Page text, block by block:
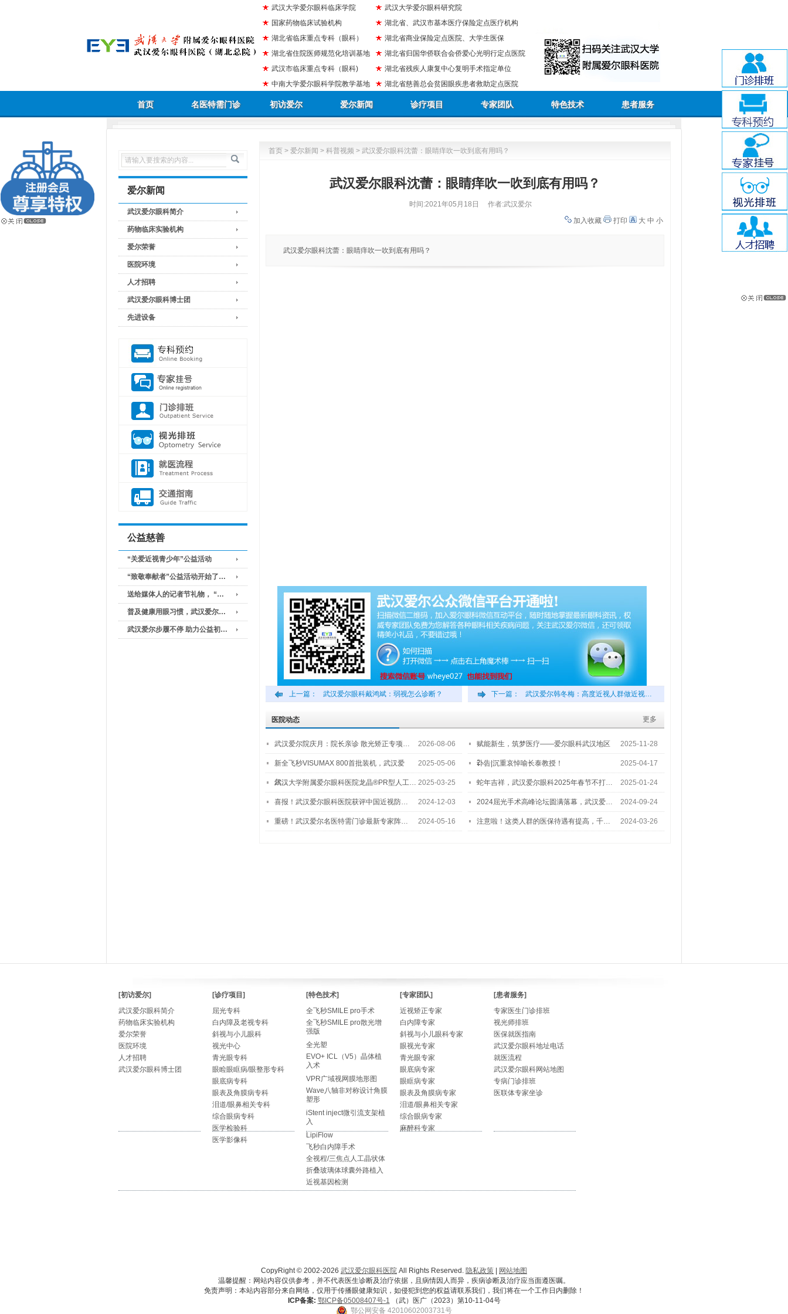
武汉大学爱尔眼科临床学院
国家药物临床试验机构
湖北省临床重点专科（眼科）
湖北省住院医师规范化培训基地
武汉市临床重点专科（眼科)
中南大学爱尔眼科学院教学基地
武汉大学爱尔眼科研究院
湖北省、武汉市基本医疗保险定点医疗机构
湖北省商业保险定点医院、大学生医保
湖北省归国华侨联合会侨爱心光明行定点医院
湖北省残疾人康复中心复明手术指定单位
湖北省慈善总会贫困眼疾患者救助定点医院
首页 名医特需门诊 初访爱尔 爱尔新闻 诊疗项目 专家团队 特色技术 患者服务
爱尔新闻
武汉爱尔眼科简介
药物临床实验机构
爱尔荣誉
医院环境
人才招聘
武汉爱尔眼科博士团
先进设备
公益慈善
“关爱近视青少年”公益活动
“致敬奉献者”公益活动开始了…
送给媒体人的记者节礼物， “…
普及健康用眼习惯，武汉爱尔…
武汉爱尔步履不停 助力公益初…
首页 > 爱尔新闻 > 科普视频 > 武汉爱尔眼科沈蕾：眼睛痒吹一吹到底有用吗？
武汉爱尔眼科沈蕾：眼睛痒吹一吹到底有用吗？
时间:2021年05月18日
作者:武汉爱尔
加入收藏
打印 大 中 小
武汉爱尔眼科沈蕾：眼睛痒吹一吹到底有用吗？
上一篇： 武汉爱尔眼科戴鸿斌：弱视怎么诊断？ 下一篇： 武汉爱尔韩冬梅：高度近视人群做近视…
更多
医院动态
武汉爱尔院庆月：院长亲诊 散光矫正专项… 2026-08-06 赋能新生，筑梦医疗——爱尔眼科武汉地区
2…
2025-11-28
新全飞秒VISUMAX 800首批装机，武汉爱
尔…
2025-05-06 讣告|沉重哀悼喻长泰教授！ 2025-04-17
武汉大学附属爱尔眼科医院龙晶®PR型人工… 2025-03-25 蛇年吉祥，武汉爱尔眼科2025年春节不打… 2025-01-24
喜报！武汉爱尔眼科医院获评中国近视防… 2024-12-03 2024屈光手术高峰论坛圆满落幕，武汉爱… 2024-09-24
重磅！武汉爱尔名医特需门诊最新专家阵… 2024-05-16 注意啦！这类人群的医保待遇有提高，千… 2024-03-26
[初访爱尔]
武汉爱尔眼科简介
药物临床实验机构
爱尔荣誉
医院环境
人才招聘
武汉爱尔眼科博士团
[诊疗项目]
屈光专科
白内障及老视专科
斜视与小儿眼科
视光中心
青光眼专科
眼睑眼眶病/眼整形专科
眼底病专科
眼表及角膜病专科
泪道/眼鼻相关专科
综合眼病专科
医学检验科
医学影像科
[特色技术]
全飞秒SMILE pro手术
全飞秒SMILE pro散光增
强版
全光塑
EVO+ ICL（V5）晶体植
入术
VPR广域视网膜地形图
Wave八轴非对称设计角膜
塑形
iStent inject微引流支架植
入
LipiFlow
飞秒白内障手术
全视程/三焦点人工晶状体
折叠玻璃体球囊外路植入
近视基因检测
[专家团队]
近视矫正专家
白内障专家
斜视与小儿眼科专家
眼视光专家
青光眼专家
眼底病专家
眼眶病专家
眼表及角膜病专家
泪道/眼鼻相关专家
综合眼病专家
麻醉科专家
[患者服务]
专家医生门诊排班
视光师排班
医保就医指南
武汉爱尔眼科地址电话
就医流程
武汉爱尔眼科网站地图
专病门诊排班
医联体专家坐诊
CopyRight © 2002-2026 武汉爱尔眼科医院 All Rights Reserved. 隐私政策
网站地图
温馨提醒：网站内容仅供参考，并不代表医生诊断及治疗依据，且病情因人而异，疾病诊断及治疗应当面遵医嘱。
免责声明：本站内容部分来自网络，仅用于传播眼健康知识，如侵犯到您的权益请联系我们，我们将在一个工作日内删除！
ICP备案: 鄂ICP备05008407号-1 （武）医广（2023）第10-11-04号
鄂公网安备 42010602003731号